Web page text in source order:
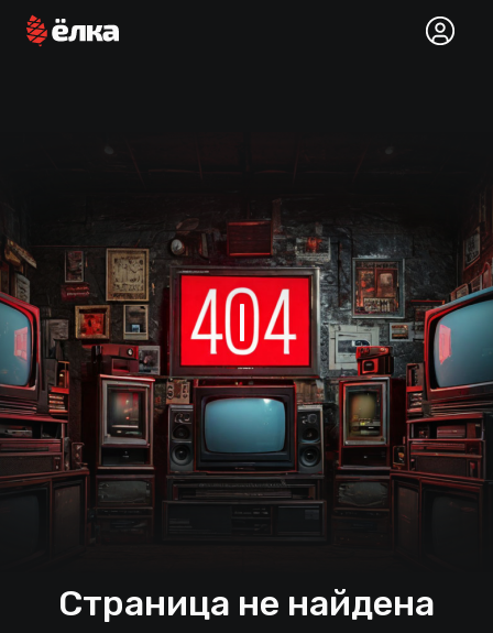
Страница не найдена